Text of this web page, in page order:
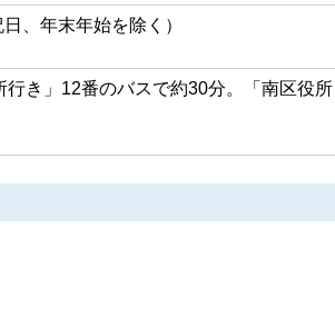
、年末年始を除く）
き」12番のバスで約30分。「南区役所